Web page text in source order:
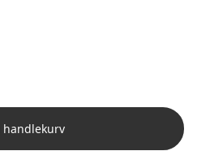
handlekurv